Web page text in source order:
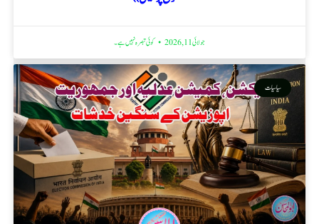
جولائی 11, 2026 کوئی تبصرہ نہیں ہے۔
سیاسیات